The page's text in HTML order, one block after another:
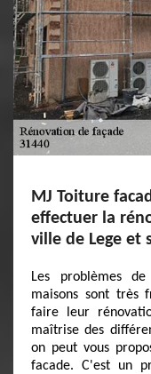
MJ Toiture
effectuer la
ville de Lege et
Les problèmes
maisons sont très
faire leur
maîtrise des
on peut vous
facade. C'est un